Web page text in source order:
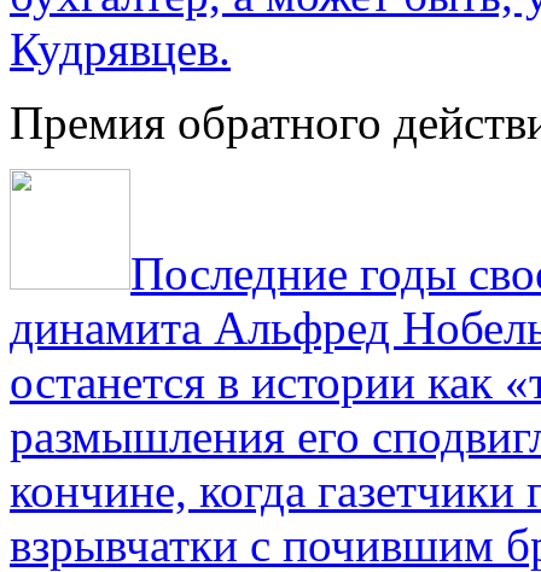
Кудрявцев.
Премия обратного
Последние годы
динамита Альфред
останется в истории как
размышления его
кончине, когда газетчики
взрывчатки с почившим